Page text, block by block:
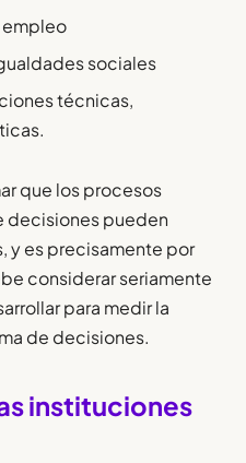
empleo
sociales
técnicas,
que los procesos
decisiones pueden
y es precisamente por
considerar seriamente
para medir la
de decisiones.
instituciones